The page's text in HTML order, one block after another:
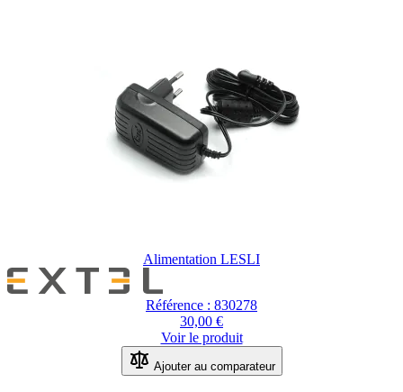
Alimentation LESLI
Référence : 830278
30,00 €
Voir le produit
Ajouter au comparateur